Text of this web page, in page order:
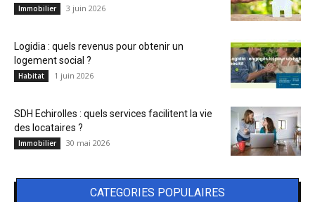
Immobilier 3 juin 2026
Logidia : quels revenus pour obtenir un
logement social ?
Habitat 1 juin 2026
SDH Echirolles : quels services facilitent la vie
des locataires ?
Immobilier 30 mai 2026
CATEGORIES POPULAIRES